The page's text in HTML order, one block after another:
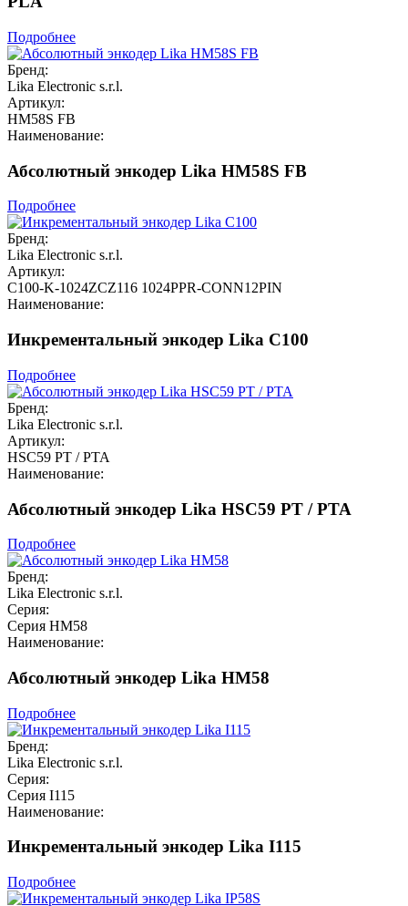
Подробнее
Бренд:
Lika Electronic s.r.l.
Артикул:
HM58S FB
Наименование:
Абсолютный энкодер Lika HM58S FB
Подробнее
Бренд:
Lika Electronic s.r.l.
Артикул:
C100-K-1024ZCZ116 1024PPR-CONN12PIN
Наименование:
Инкрементальный энкодер Lika C100
Подробнее
Бренд:
Lika Electronic s.r.l.
Артикул:
HSC59 PT / PTA
Наименование:
Абсолютный энкодер Lika HSC59 PT / PTA
Подробнее
Бренд:
Lika Electronic s.r.l.
Серия:
Серия HM58
Наименование:
Абсолютный энкодер Lika HM58
Подробнее
Бренд:
Lika Electronic s.r.l.
Серия:
Серия I115
Наименование:
Инкрементальный энкодер Lika I115
Подробнее